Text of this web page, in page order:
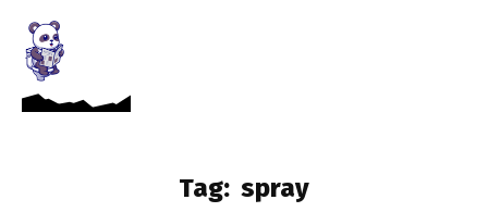
Tag: spray